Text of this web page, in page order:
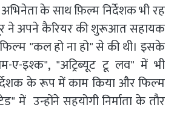
के साथ फ़िल्म निर्देशक भी रह
ने अपने कैरियर की शुरूआत सहायक
"कल हो ना हो" से की थी। इसके
ए-इश्‍क", "अट्रिब्‍यूट टू लव" में भी
के रूप में काम किया और फिल्‍म
में उन्‍होंने सहयोगी निर्माता के तौर